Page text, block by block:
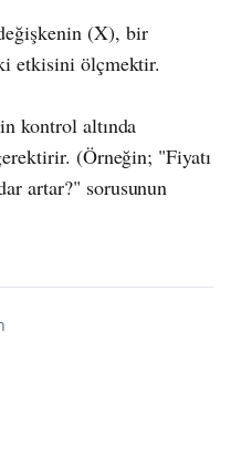
(X), bir
etkisini ölçmektir.
kontrol altında
(Örneğin; "Fiyatı
artar?" sorusunun